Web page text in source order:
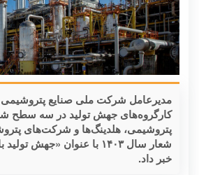
مدیرعامل شرکت ملی صنایع پتروشیمی
کارگروه‌های جهش تولید در سه سطح
پتروشیمی، هلدینگ‌ها و شرکت‌های
شعار سال ۱۴۰۳ با عنوان
خبر داد.